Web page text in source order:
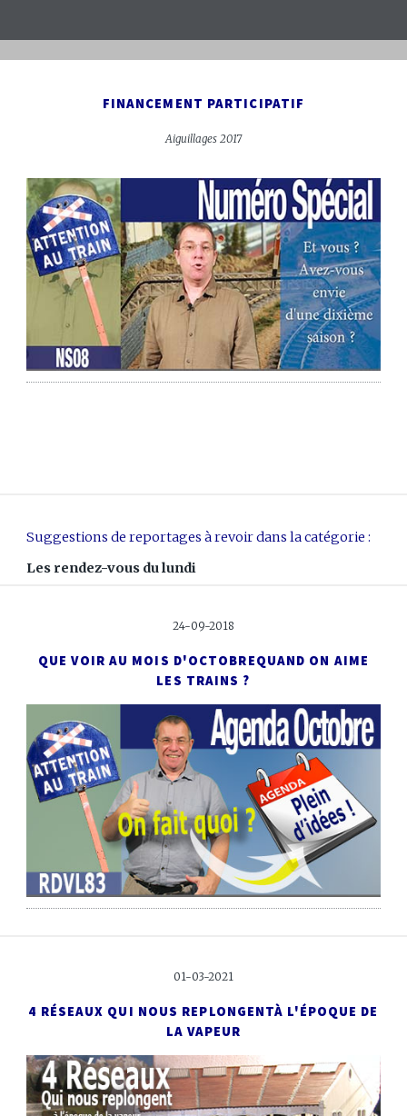
FINANCEMENT PARTICIPATIF
Aiguillages 2017
Suggestions de reportages à revoir dans la catégorie :
Les rendez-vous du lundi
24-09-2018
QUE VOIR AU MOIS D'OCTOBREQUAND ON AIME
LES TRAINS ?
01-03-2021
4 RÉSEAUX QUI NOUS REPLONGENTÀ L'ÉPOQUE DE
LA VAPEUR